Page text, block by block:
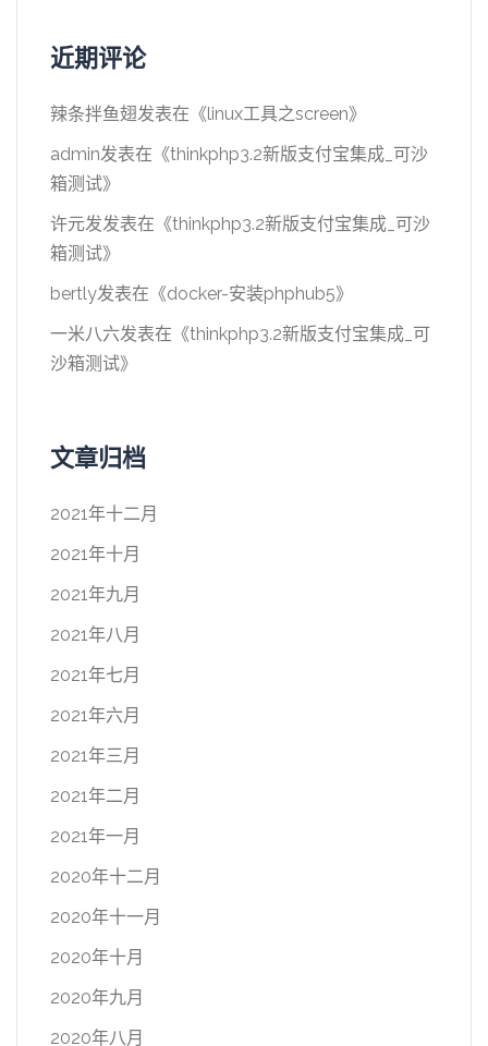
近期评论
辣条拌鱼翅发表在《linux工具之screen》
admin发表在《thinkphp3.2新版支付宝集成_可沙
箱测试》
许元发发表在《thinkphp3.2新版支付宝集成_可沙
箱测试》
bertly发表在《docker-安装phphub5》
一米八六发表在《thinkphp3.2新版支付宝集成_可
沙箱测试》
文章归档
2021年十二月
2021年十月
2021年九月
2021年八月
2021年七月
2021年六月
2021年三月
2021年二月
2021年一月
2020年十二月
2020年十一月
2020年十月
2020年九月
2020年八月